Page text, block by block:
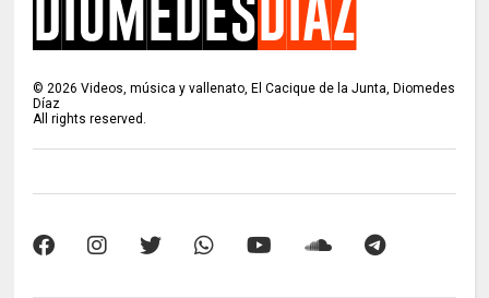
©2026 Videos, música y vallenato, El Cacique de la Junta, Diomedes
Díaz
All rights reserved.